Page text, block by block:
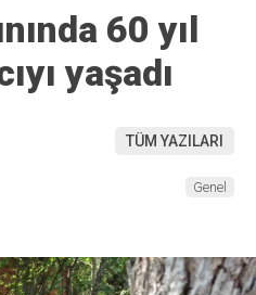
60 yıl
yaşadı
TÜM YAZILARI
Genel